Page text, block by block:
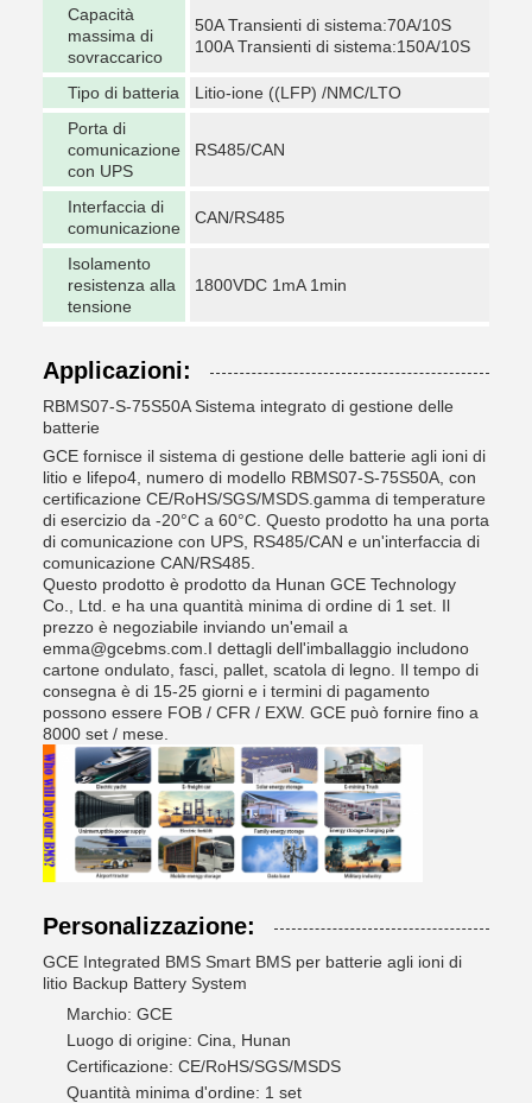
Capacità
massima di
sovraccarico
50A Transienti di sistema:70A/10S
100A Transienti di sistema:150A/10S
Tipo di batteria
Litio-ione ((LFP) /NMC/LTO
Porta di
comunicazione
con UPS
RS485/CAN
Interfaccia di
comunicazione
CAN/RS485
Isolamento
resistenza alla
tensione
1800VDC 1mA 1min
Applicazioni:
RBMS07-S-75S50A Sistema integrato di gestione delle
batterie
GCE fornisce il sistema di gestione delle batterie agli ioni di
litio e lifepo4, numero di modello RBMS07-S-75S50A, con
certificazione CE/RoHS/SGS/MSDS.gamma di temperature
di esercizio da -20°C a 60°C. Questo prodotto ha una porta
di comunicazione con UPS, RS485/CAN e un'interfaccia di
comunicazione CAN/RS485.
Questo prodotto è prodotto da Hunan GCE Technology
Co., Ltd. e ha una quantità minima di ordine di 1 set. Il
prezzo è negoziabile inviando un'email a
emma@gcebms.com.I dettagli dell'imballaggio includono
cartone ondulato, fasci, pallet, scatola di legno. Il tempo di
consegna è di 15-25 giorni e i termini di pagamento
possono essere FOB / CFR / EXW. GCE può fornire fino a
8000 set / mese.
Personalizzazione:
GCE Integrated BMS Smart BMS per batterie agli ioni di
litio Backup Battery System
Marchio: GCE
Luogo di origine: Cina, Hunan
Certificazione: CE/RoHS/SGS/MSDS
Quantità minima d'ordine: 1 set